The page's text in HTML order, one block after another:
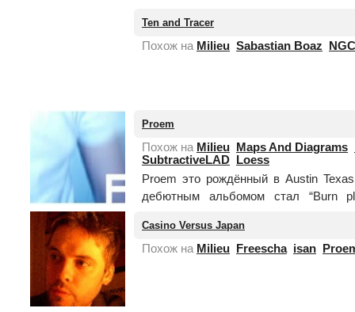
Ten and Tracer
Похож на Milieu Sabastian Boaz
Proem
Похож на Milieu Maps And Diagrams
SubtractiveLAD
Loess
Proem это рождённый в Austin
дебютным альбомом стал “Burn
альбом Pr...Читать целиком
Casino Versus Japan
Похож на Milieu Freescha isan